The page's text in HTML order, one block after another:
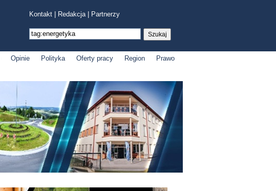
Kontakt Redakcja| Partnerzy
Opinie Polityka Oferty pracy Region
Prawo